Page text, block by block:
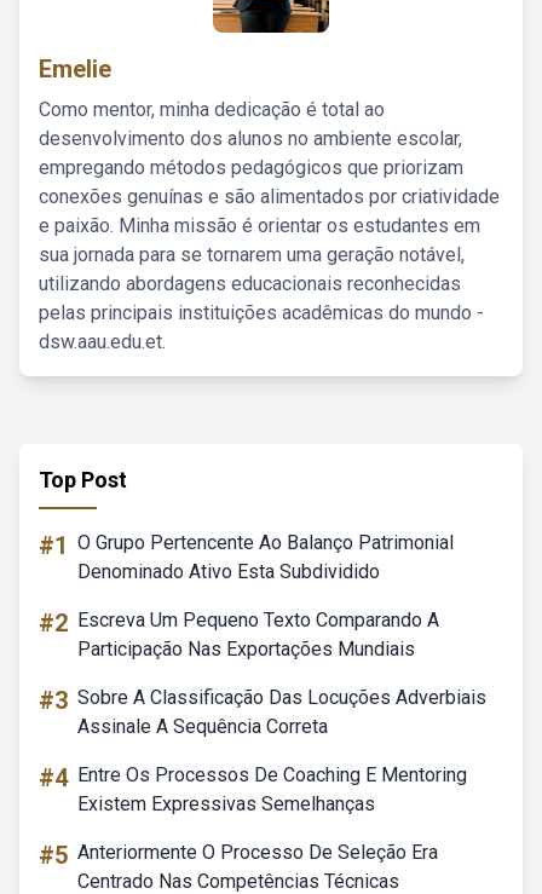
Emelie
Como mentor, minha dedicação é total ao
desenvolvimento dos alunos no ambiente escolar,
empregando métodos pedagógicos que priorizam
conexões genuínas e são alimentados por criatividade
e paixão. Minha missão é orientar os estudantes em
sua jornada para se tornarem uma geração notável,
utilizando abordagens educacionais reconhecidas
pelas principais instituições acadêmicas do mundo -
dsw.aau.edu.et.
Top Post
#1 O Grupo Pertencente Ao Balanço Patrimonial
Denominado Ativo Esta Subdividido
#2 Escreva Um Pequeno Texto Comparando A
Participação Nas Exportações Mundiais
#3 Sobre A Classificação Das Locuções Adverbiais
Assinale A Sequência Correta
#4 Entre Os Processos De Coaching E Mentoring
Existem Expressivas Semelhanças
#5 Anteriormente O Processo De Seleção Era
Centrado Nas Competências Técnicas